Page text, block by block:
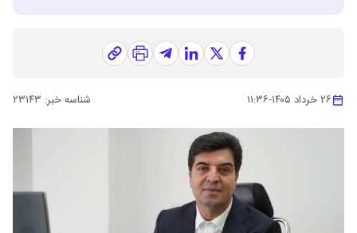
۲۶ خرداد ۱۴۰۵ -۱۱:۳۶ شناسه خبر: ۲۳۱۴۳